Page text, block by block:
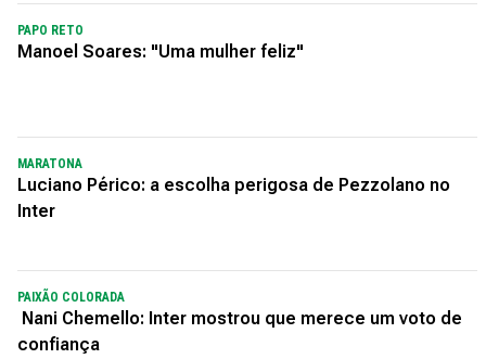
PAPO RETO
Manoel Soares: "Uma mulher feliz"
MARATONA
Luciano Périco: a escolha perigosa de Pezzolano no
Inter
PAIXÃO COLORADA
Nani Chemello: Inter mostrou que merece um voto de
confiança